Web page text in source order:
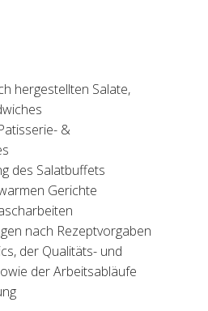
hergestellten Salate,
&
des Salatbuffets
Gerichte
nach Rezeptvorgaben
der Qualitäts- und
der Arbeitsabläufe